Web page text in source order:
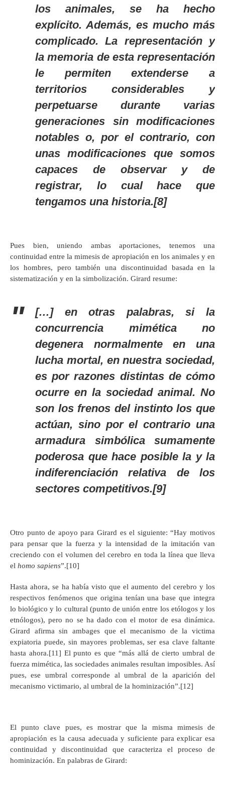
los animales, se ha hecho
explícito. Además, es mucho más
complicado. La representación y
la memoria de esta representación
le permiten extenderse a
territorios considerables y
perpetuarse durante varias
generaciones sin modificaciones
notables o, por el contrario, con
unas modificaciones que somos
capaces de observar y de
registrar, lo cual hace que
tengamos una historia.[8]
Pues bien, uniendo ambas aportaciones, tenemos una
continuidad entre la mimesis de apropiación en los animales y en
los hombres, pero también una discontinuidad basada en la
sistematización y en la simbolización. Girard resume:
[…] en otras palabras, si la
concurrencia mimética no
degenera normalmente en una
lucha mortal, en nuestra sociedad,
es por razones distintas de cómo
ocurre en la sociedad animal. No
son los frenos del instinto los que
actúan, sino por el contrario una
armadura simbólica sumamente
poderosa que hace posible la y la
indiferenciación relativa de los
sectores competitivos.[9]
Otro punto de apoyo para Girard es el siguiente: “Hay motivos
para pensar que la fuerza y la intensidad de la imitación van
creciendo con el volumen del cerebro en toda la línea que lleva
el homo sapiens”.[10]
Hasta ahora, se ha había visto que el aumento del cerebro y los
respectivos fenómenos que origina tenían una base que integra
lo biológico y lo cultural (punto de unión entre los etólogos y los
etnólogos), pero no se ha dado con el motor de esa dinámica.
Girard afirma sin ambages que el mecanismo de la victima
expiatoria puede, sin mayores problemas, ser esa clave faltante
hasta ahora.[11] El punto es que “más allá de cierto umbral de
fuerza mimética, las sociedades animales resultan imposibles. Así
pues, ese umbral corresponde al umbral de la aparición del
mecanismo victimario, al umbral de la hominización”.[12]
El punto clave pues, es mostrar que la misma mimesis de
apropiación es la causa adecuada y suficiente para explicar esa
continuidad y discontinuidad que caracteriza el proceso de
hominización. En palabras de Girard: